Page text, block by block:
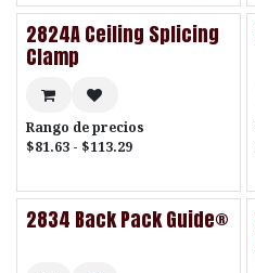
2824A Ceiling Splicing
Clamp
Rango de precios
$81.63 - $113.29
2834 Back Pack Guide®